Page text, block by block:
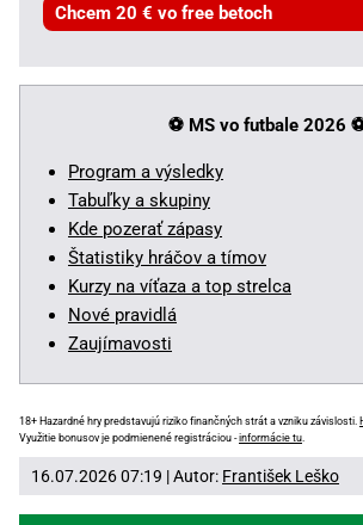
Chcem 20 € vo free betoch
⚽ MS vo futbale 2026
Program a výsledky
Tabuľky a skupiny
Kde pozerať zápasy
Štatistiky hráčov a tímov
Kurzy na víťaza a top strelca
Nové pravidlá
Zaujímavosti
18+ Hazardné hry predstavujú riziko finančných strát a vzniku závislosti.
Využitie bonusov je podmienené registráciou -informácie tu.
16.07.2026 07:19 | Autor: František Leško